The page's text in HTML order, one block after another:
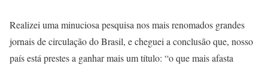
Realizei uma minuciosa pesquisa nos mais renomados grandes
jornais de circulação do Brasil, e cheguei a conclusão que, nosso
país está prestes a ganhar mais um título: “o que mais afasta